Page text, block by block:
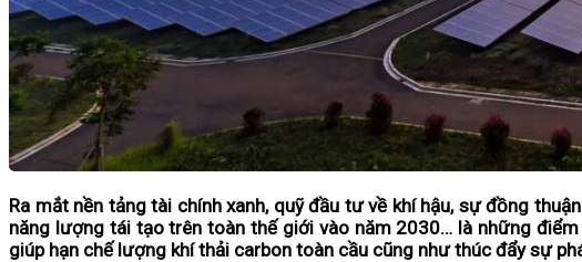
Ra mắt nền tảng tài chính xanh, quỹ đầu tư về khí hậu, sự đồng
năng lượng tái tạo trên toàn thế giới vào năm 2030… là những
giúp hạn chế lượng khí thải carbon toàn cầu cũng như thúc đẩy sự